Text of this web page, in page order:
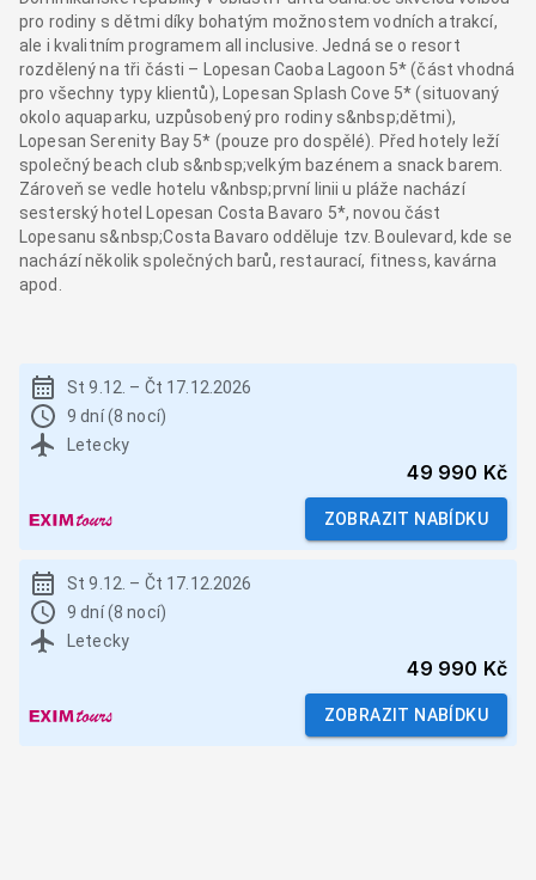
pro rodiny s dětmi díky bohatým možnostem vodních atrakcí,
ale i kvalitním programem all inclusive. Jedná se o resort
rozdělený na tři části – Lopesan Caoba Lagoon 5* (část vhodná
pro všechny typy klientů), Lopesan Splash Cove 5* (situovaný
okolo aquaparku, uzpůsobený pro rodiny s&nbsp;dětmi),
Lopesan Serenity Bay 5* (pouze pro dospělé). Před hotely leží
společný beach club s&nbsp;velkým bazénem a snack barem.
Zároveň se vedle hotelu v&nbsp;první linii u pláže nachází
sesterský hotel Lopesan Costa Bavaro 5*, novou část
Lopesanu s&nbsp;Costa Bavaro odděluje tzv. Boulevard, kde se
nachází několik společných barů, restaurací, fitness, kavárna
apod.
St 9.12. – Čt 17.12.2026
9 dní (8 nocí)
Letecky
49 990 Kč
ZOBRAZIT NABÍDKU
St 9.12. – Čt 17.12.2026
9 dní (8 nocí)
Letecky
49 990 Kč
ZOBRAZIT NABÍDKU